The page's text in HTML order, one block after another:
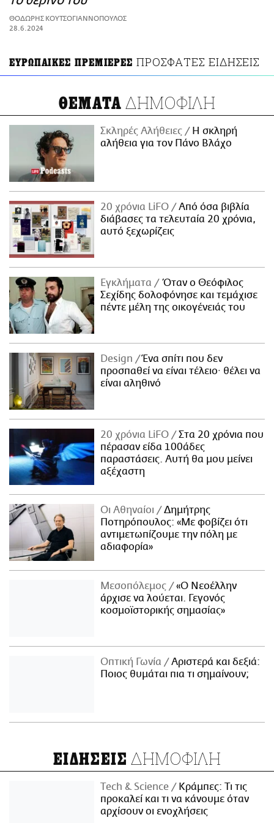
ΑΜΠΑ
PRINT
ΘΟΔΩΡΗΣ ΚΟΥΤΣΟΓΙΑΝΝΟΠΟΥΛΟΣ
28.6.2024
ΕΥΡΩΠΑΙΚΕΣ ΠΡΕΜΙΕΡΕΣ ΠΡΟΣΦΑΤΕΣ ΕΙΔΗΣΕΙΣ
ΘΕΜΑΤΑ ΔΗΜΟΦΙΛΗ
Σκληρές Αλήθειες
H σκληρή
αλήθεια για τον Πάνο Βλάχο
20 χρόνια LiFO
Από όσα βιβλία
διάβασες τα τελευταία 20 χρόνια,
αυτό ξεχωρίζεις
Εγκλήματα
Όταν ο Θεόφιλος
Σεχίδης δολοφόνησε και τεμάχισε
πέντε μέλη της οικογένειάς του
Design
Ένα σπίτι που δεν
προσπαθεί να είναι τέλειο· θέλει να
είναι αληθινό
20 χρόνια LiFO
Στα 20 χρόνια που
πέρασαν είδα 100άδες
παραστάσεις. Αυτή θα μου μείνει
αξέχαστη
Οι Αθηναίοι
Δημήτρης
Ποτηρόπουλος: «Με φοβίζει ότι
αντιμετωπίζουμε την πόλη με
αδιαφορία»
Μεσοπόλεμος
«Ο Νεοέλλην
άρχισε να λούεται. Γεγονός
κοσμοϊστορικής σημασίας»
Οπτική Γωνία
Αριστερά και δεξιά:
Ποιος θυμάται πια τι σημαίνουν;
ΕΙΔΗΣΕΙΣ ΔΗΜΟΦΙΛΗ
Τech & Science
Κράμπες: Τι τις
προκαλεί και τι να κάνουμε όταν
αρχίσουν οι ενοχλήσεις